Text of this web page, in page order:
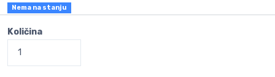
Nema na stanju
Količina